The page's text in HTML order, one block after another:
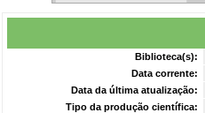
Biblioteca(s):
Data corrente:
Data da última atualização:
Tipo da produção científica: